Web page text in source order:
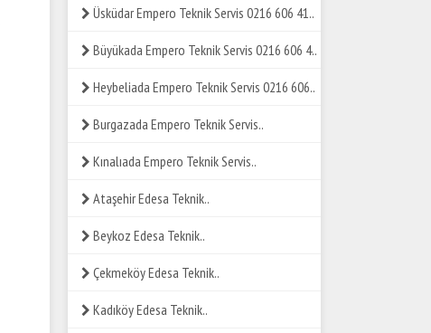
Üsküdar Empero Teknik Servis 0216 606 41..
Büyükada Empero Teknik Servis 0216 606 4..
Heybeliada Empero Teknik Servis 0216 606..
Burgazada Empero Teknik Servis..
Kınalıada Empero Teknik Servis..
Ataşehir Edesa Teknik..
Beykoz Edesa Teknik..
Çekmeköy Edesa Teknik..
Kadıköy Edesa Teknik..